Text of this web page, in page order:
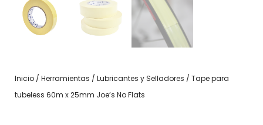
Inicio / Herramientas / Lubricantes y Selladores / Tape para
tubeless 60m x 25mm Joe’s No Flats